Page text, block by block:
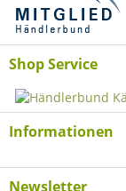
Shop Service
Informationen
Newsletter